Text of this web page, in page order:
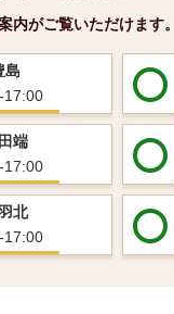
内がご覧いただけます。
島
17:00
端
17:00
北
17:00